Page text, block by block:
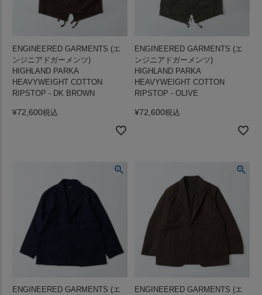
ENGINEERED GARMENTS (エ
ンジニアドガーメンツ)
HIGHLAND PARKA
HEAVYWEIGHT COTTON
RIPSTOP - DK BROWN
¥72,600税込
ENGINEERED GARMENTS (エ
ンジニアドガーメンツ)
HIGHLAND PARKA
HEAVYWEIGHT COTTON
RIPSTOP - OLIVE
¥72,600税込
ENGINEERED GARMENTS (エ
ENGINEERED GARMENTS (エ